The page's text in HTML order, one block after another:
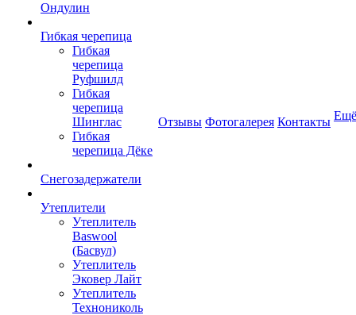
Ондулин
Гибкая черепица
Гибкая
черепица
Руфшилд
Гибкая
черепица
Шинглас
Гибкая
черепица Дёке
Снегозадержатели
Утеплители
Утеплитель
Baswool
(Басвул)
Утеплитель
Эковер Лайт
Утеплитель
Технониколь
Отзывы Фотогалерея Контакты Ещё